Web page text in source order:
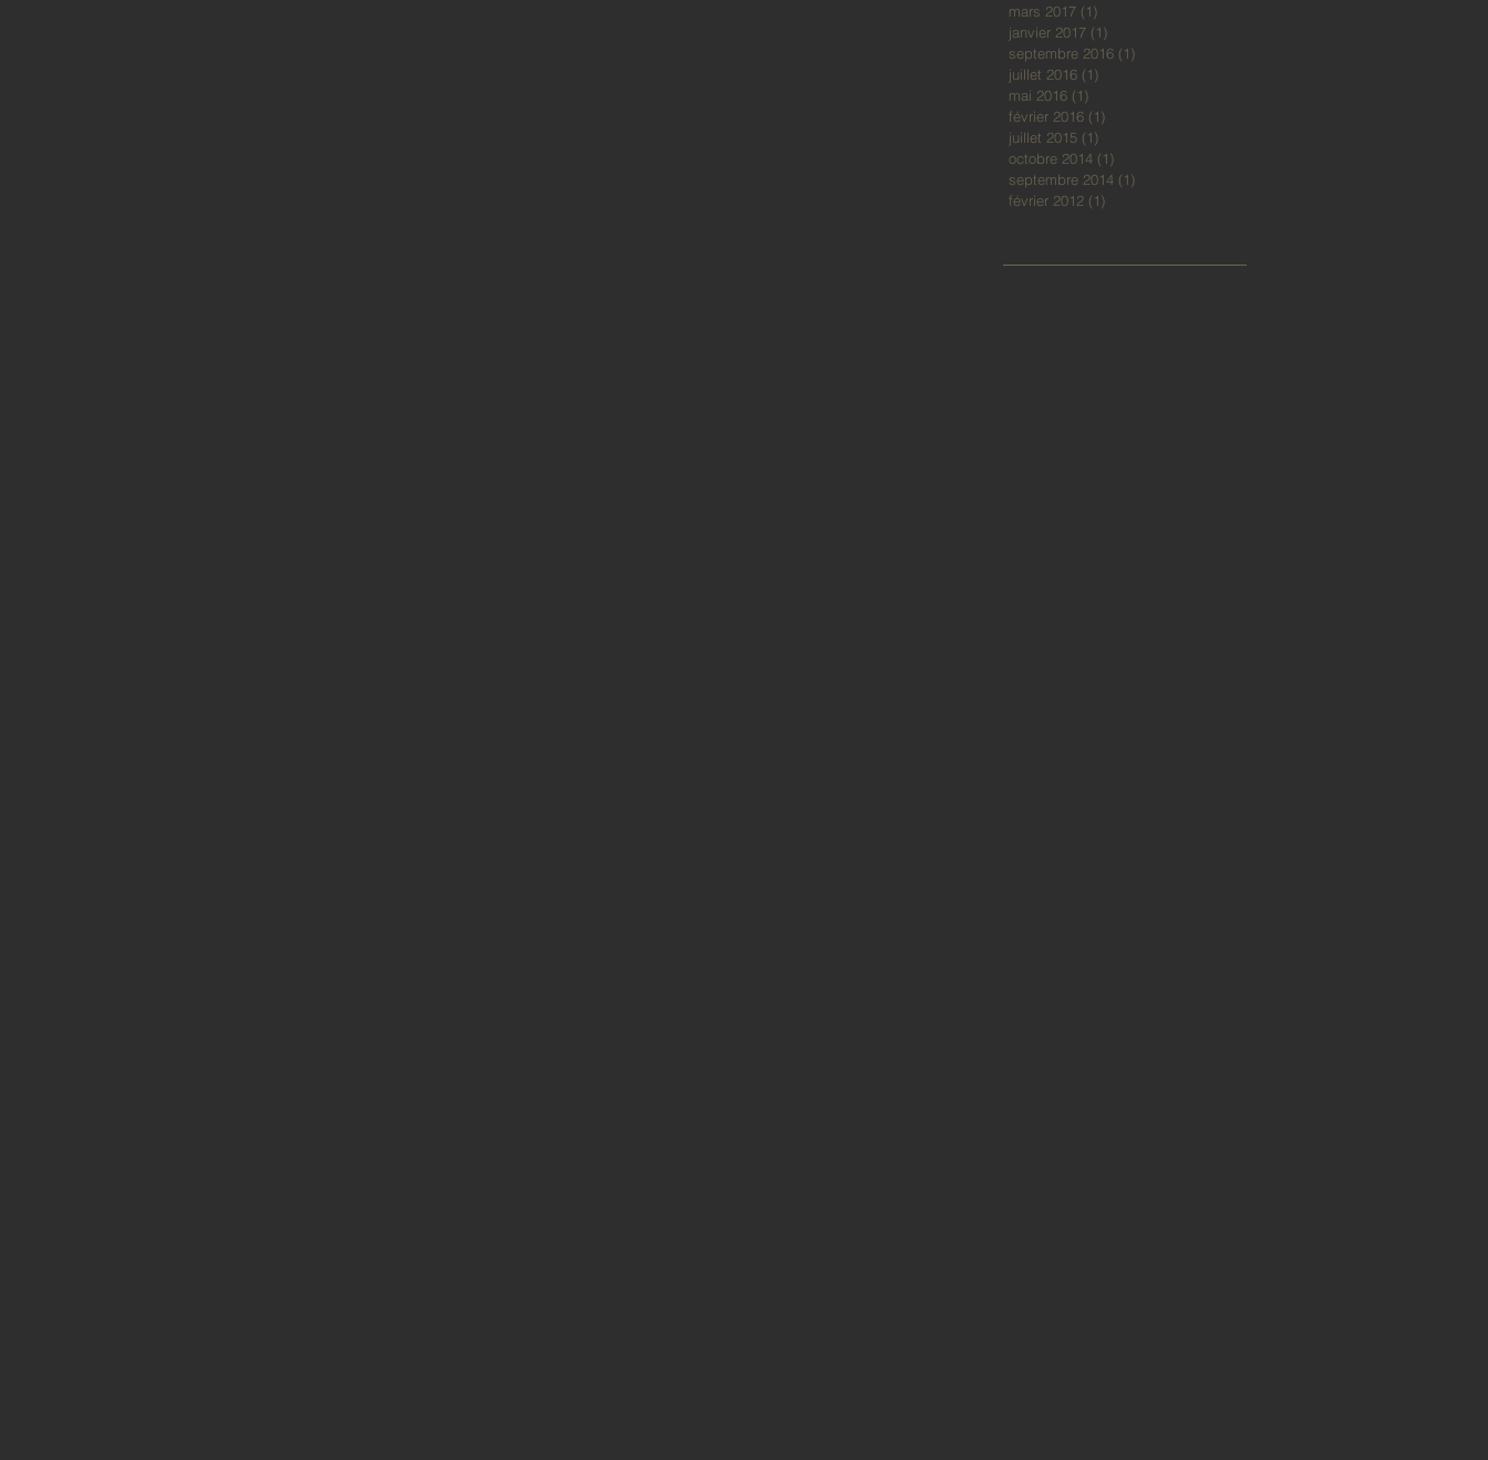
mars 2017 (1)
janvier 2017 (1)
septembre 2016 (1)
juillet 2016 (1)
mai 2016 (1)
février 2016 (1)
juillet 2015 (1)
octobre 2014 (1)
septembre 2014 (1)
février 2012 (1)